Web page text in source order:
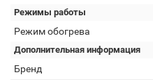
Режимы работы
Режим обогрева
Дополнительная информация
Бренд